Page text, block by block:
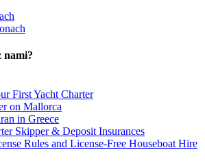
nami?
First Yacht Charter
on Mallorca
in Greece
Skipper & Deposit Insurances
Rules and License-Free Houseboat Hire